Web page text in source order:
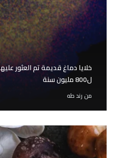
خلايا دماغ قديمة تم العثور
ل800 مليون سنة
من رند طه